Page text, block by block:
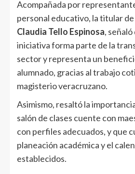
Acompañada por
personal educativo, la titular
Claudia Tello Espinosa,
iniciativa forma parte de la
sector y representa un
alumnado, gracias al trabajo
magisterio veracruzano.
Asimismo, resaltó la
salón de clases cuente con
con perfiles adecuados, y que
planeación académica y el
establecidos.